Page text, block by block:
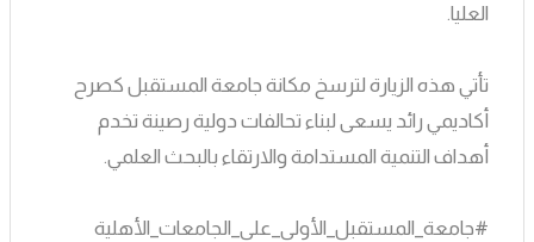
العليا.
تأتي هذه الزيارة لترسخ مكانة جامعة المستقبل كصرح
أكاديمي رائد يسعى لبناء تحالفات دولية رصينة تخدم
أهداف التنمية المستدامة والارتقاء بالبحث العلمي.
#جامعة_المستقبل_الأولى_على_الجامعات_الأهلية